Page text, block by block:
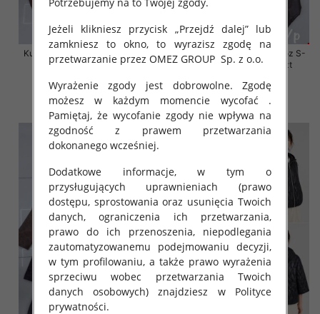
Kurtki damskie skórzana Roz S-
XL, 1 Kolor Paczka 5 szt
95.00 zł
szczegóły
Kurtki damskie skórzana Roz S-
2XL, 1 Kolor Paczka 5 szt
95.00 zł
szczegóły
Jeżeli klikniesz przycisk „Przejdź dalej” lub
zamkniesz to okno, to wyrazisz zgodę na
przetwarzanie przez OMEZ GROUP Sp. z o.o.
Wyrażenie zgody jest dobrowolne. Zgodę
możesz w każdym momencie wycofać .
Pamiętaj, że wycofanie zgody nie wpływa na
zgodność z prawem przetwarzania
dokonanego wcześniej.
Dodatkowe informacje, w tym o
przysługujących uprawnieniach (prawo
dostępu, sprostowania oraz usunięcia Twoich
danych, ograniczenia ich przetwarzania,
prawo do ich przenoszenia, niepodlegania
zautomatyzowanemu podejmowaniu decyzji,
w tym profilowaniu, a także prawo wyrażenia
sprzeciwu wobec przetwarzania Twoich
danych osobowych) znajdziesz w Polityce
prywatności.